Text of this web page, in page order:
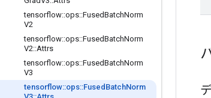
tensorflow::ops::FusedBatchNorm
V2
tensorflow::ops::FusedBatchNorm
V2::Attrs
tensorflow::ops::FusedBatchNorm
V3
tensorflow::ops::Fused BatchNorm